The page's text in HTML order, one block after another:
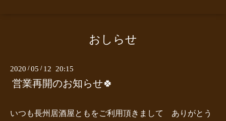
おしらせ
2020 /05 / 12 20:15
営業再開のお知らせ🍀
いつも長州居酒屋ともをご利用頂きまして ありがとう